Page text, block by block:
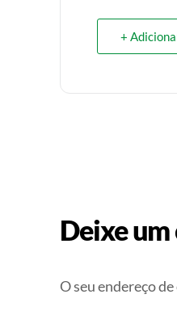
+
Deixe
O seu endereço